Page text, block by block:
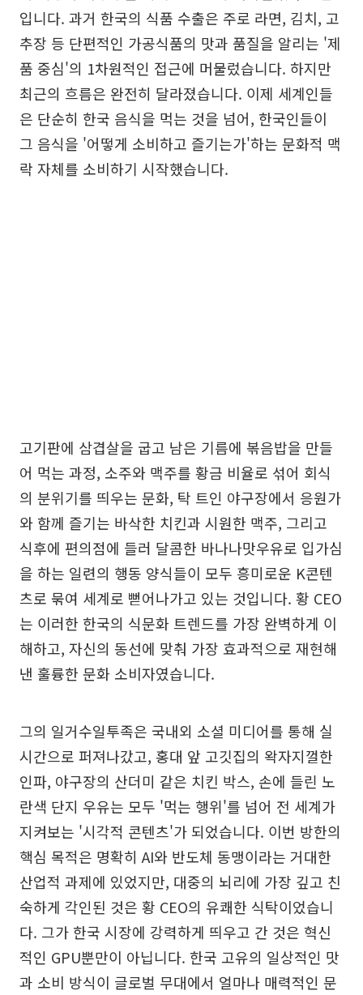
입니다. 과거 한국의 식품 수출은 주로 라면, 김치, 고
추장 등 단편적인 가공식품의 맛과 품질을 알리는 '제
품 중심'의 1차원적인 접근에 머물렀습니다. 하지만
최근의 흐름은 완전히 달라졌습니다. 이제 세계인들
은 단순히 한국 음식을 먹는 것을 넘어, 한국인들이
그 음식을 '어떻게 소비하고 즐기는가'하는 문화적 맥
락 자체를 소비하기 시작했습니다.
고기판에 삼겹살을 굽고 남은 기름에 볶음밥을 만들
어 먹는 과정, 소주와 맥주를 황금 비율로 섞어 회식
의 분위기를 띄우는 문화, 탁 트인 야구장에서 응원가
와 함께 즐기는 바삭한 치킨과 시원한 맥주, 그리고
식후에 편의점에 들러 달콤한 바나나맛우유로 입가심
을 하는 일련의 행동 양식들이 모두 흥미로운 K콘텐
츠로 묶여 세계로 뻗어나가고 있는 것입니다. 황 CEO
는 이러한 한국의 식문화 트렌드를 가장 완벽하게 이
해하고, 자신의 동선에 맞춰 가장 효과적으로 재현해
낸 훌륭한 문화 소비자였습니다.
그의 일거수일투족은 국내외 소셜 미디어를 통해 실
시간으로 퍼져나갔고, 홍대 앞 고깃집의 왁자지껄한
인파, 야구장의 산더미 같은 치킨 박스, 손에 들린 노
란색 단지 우유는 모두 '먹는 행위'를 넘어 전 세계가
지켜보는 '시각적 콘텐츠'가 되었습니다. 이번 방한의
핵심 목적은 명확히 AI와 반도체 동맹이라는 거대한
산업적 과제에 있었지만, 대중의 뇌리에 가장 깊고 친
숙하게 각인된 것은 황 CEO의 유쾌한 식탁이었습니
다. 그가 한국 시장에 강력하게 띄우고 간 것은 혁신
적인 GPU뿐만이 아닙니다. 한국 고유의 일상적인 맛
과 소비 방식이 글로벌 무대에서 얼마나 매력적인 문